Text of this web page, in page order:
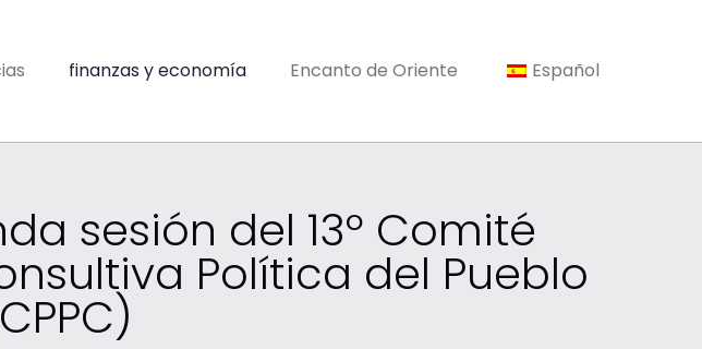
finanzas y economía Encanto de Oriente Español
sesión del 13º Comité
Política del Pueblo